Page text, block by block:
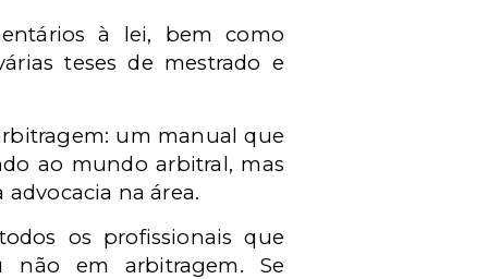
à lei, bem como
teses de mestrado e
um manual que
ao mundo arbitral, mas
na área.
os profissionais que
não em ar­bitragem. Se